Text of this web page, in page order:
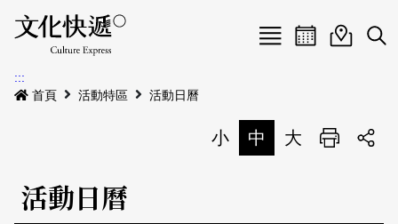
Menu
最新公告
本期專題
活動特區
活動日曆活動地圖
展
:::
首頁
活動特區 活動日曆
小 中 大 列印
活動日曆